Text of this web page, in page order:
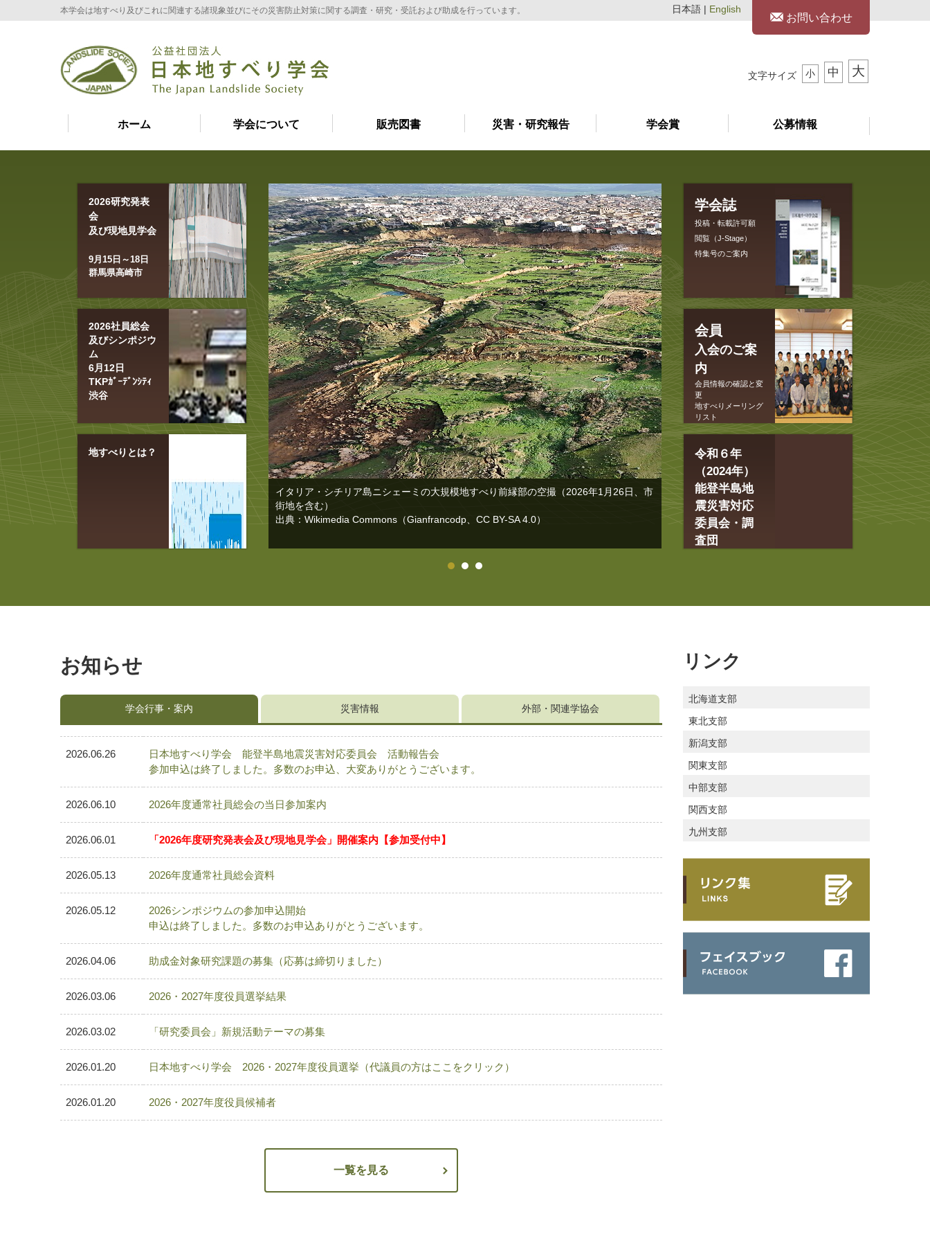
本学会は地すべり及びこれに関連する諸現象並びにその災害防止対策に関する調査・研究・受託および助成を行っています。
お問い合わせ
日本語 | English
文字サイズ 小 中 大
ホーム 学会について 販売図書 災害・研究報告 学会賞 公募情報
イタリア・シチリア島ニシェーミの大規模地すべり前縁部の空撮（2026年1月26日、市
街地を含む）
出典：Wikimedia Commons（Gianfrancodp、CC BY-SA 4.0）
2026研究発表
会
及び現地見学会
9月15日～18日
群馬県高崎市
2026社員総会
及びシンポジウ
ム
6月12日
TKPｶﾞｰﾃﾞﾝｼﾃｨ
渋谷
地すべりとは？
学会誌
投稿・転載許可願
閲覧（J-Stage）
特集号のご案内
会員
入会のご案
内
会員情報の確認と変
更
地すべりメーリング
リスト
令和６年
（2024年）
能登半島地
震災害対応
委員会・調
査団
お知らせ
学会行事・案内 災害情報 外部・関連学協会
2026.06.26
日本地すべり学会 能登半島地震災害対応委員会 活動報告会
参加申込は終了しました。多数のお申込、大変ありがとうございます。
2026.06.10 2026年度通常社員総会の当日参加案内
2026.06.01 「2026年度研究発表会及び現地見学会」開催案内【参加受付中】
2026.05.13 2026年度通常社員総会資料
2026.05.12
2026シンポジウムの参加申込開始
申込は終了しました。多数のお申込ありがとうございます。
2026.04.06 助成金対象研究課題の募集（応募は締切りました）
2026.03.06 2026・2027年度役員選挙結果
2026.03.02 「研究委員会」新規活動テーマの募集
2026.01.20 日本地すべり学会 2026・2027年度役員選挙（代議員の方はここをクリック）
2026.01.20 2026・2027年度役員候補者
一覧を見る
リンク
北海道支部
東北支部
新潟支部
関東支部
中部支部
関西支部
九州支部